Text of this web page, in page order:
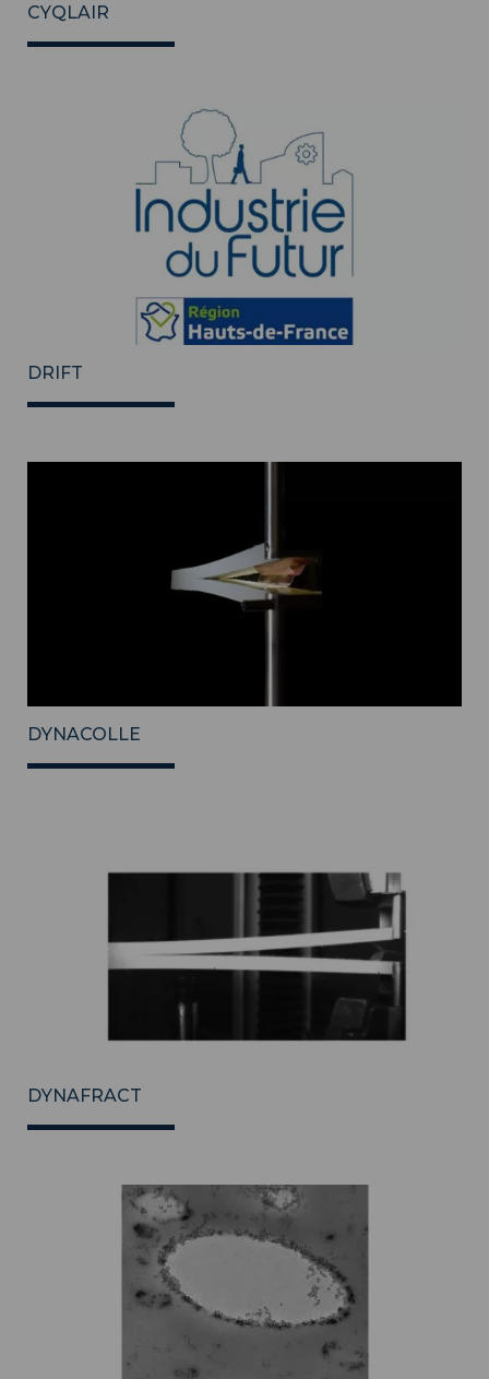
CYQLAIR
DRIFT
DYNACOLLE
DYNAFRACT